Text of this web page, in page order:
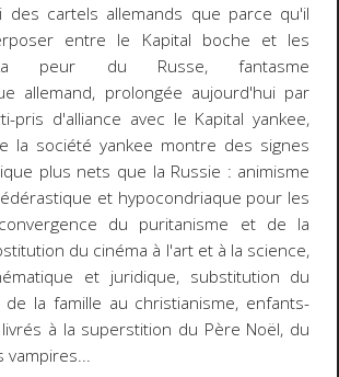
des cartels allemands que parce qu'il
entre le Kapital boche et les
La peur du Russe, fantasme
allemand, prolongée aujourd'hui par
pris d'alliance avec le Kapital yankee,
la société yankee montre des signes
plus nets que la Russie : animisme
et hypocondriaque pour les
du puritanisme et de la
du cinéma à l'art et à la science,
et juridique, substitution du
la famille au christianisme, enfants-
à la superstition du Père Noël, du
vampires...